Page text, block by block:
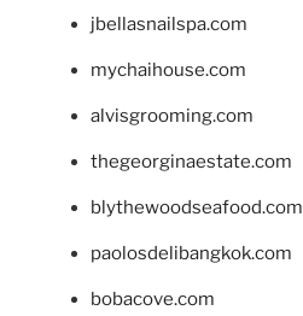
jbellasnailspa.com
mychaihouse.com
alvisgrooming.com
thegeorginaestate.com
blythewoodseafood.com
paolosdelibangkok.com
bobacove.com